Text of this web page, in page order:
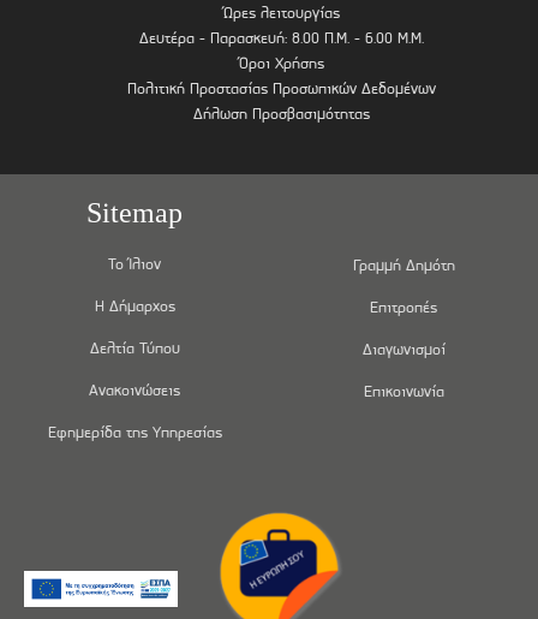
Ώρες λειτουργίας
Δευτέρα - Παρασκευή: 8.00 Π.Μ. - 6.00 Μ.Μ.
Όροι Χρήσης
Πολιτική Προστασίας Προσωπικών Δεδομένων
Δήλωση Προσβασιμότητας
Sitemap
Το Ίλιον
Η Δήμαρχος
Δελτία Τύπου
Ανακοινώσεις
Εφημερίδα της Υπηρεσίας
Γραμμή Δημότη
Επιτροπές
Διαγωνισμοί
Επικοινωνία